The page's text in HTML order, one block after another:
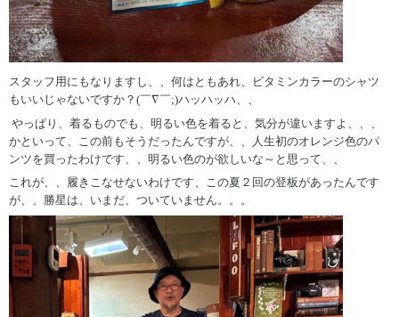
スタッフ用にもなりますし、、何はともあれ、ビタミンカラーのシャツ
もいいじゃないですか？(￣∇￣;)ハッハッハ、、
やっぱり、着るものでも、明るい色を着ると、気分が違いますよ、、、
かといって、この前もそうだったんですが、、人生初のオレンジ色のパ
ンツを買ったわけです、、明るい色のが欲しいな～と思って、、
これが、、履きこなせないわけです、この夏２回の登板があったんです
が、、勝星は、いまだ、ついていません。。。